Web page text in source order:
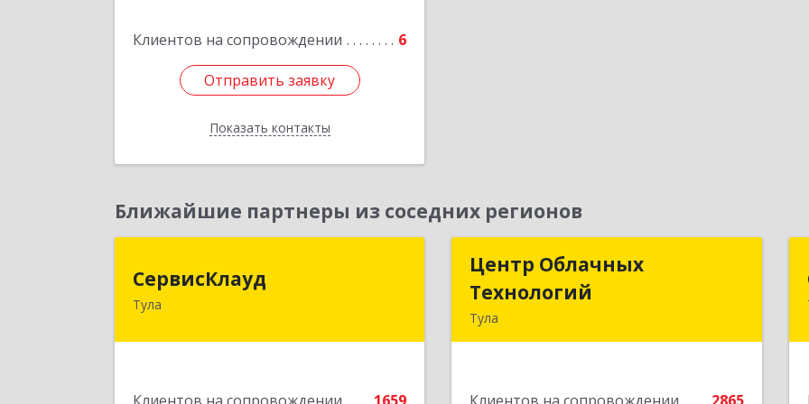
Клиентов на сопровождении 6
Отправить заявку
Показать контакты
Отправить заявку
Назад
Ближайшие партнеры из соседних регионов
СервисКлауд
Тула
300028, Тульская обл, Тула г, Болдина
Центр Облачных
Технологий
Тула
Центр Облачных